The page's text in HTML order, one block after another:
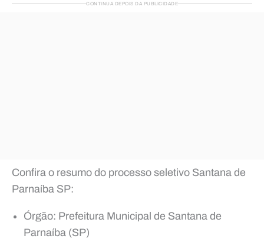
CONTINUA DEPOIS DA PUBLICIDADE
Confira o resumo do processo seletivo Santana de
Parnaíba SP:
Órgão: Prefeitura Municipal de Santana de
Parnaíba (SP)